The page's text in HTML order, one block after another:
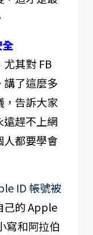
其對 FB
講了這麼多
，告訴大家
遠趕不上網
人都要學會
ID 帳號被
己的 Apple
寫和阿拉伯